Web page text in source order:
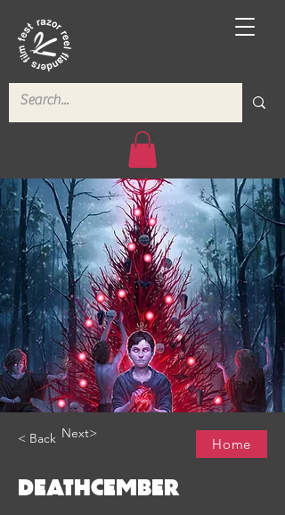
< Back Next>
Home
DEATHCEMBER